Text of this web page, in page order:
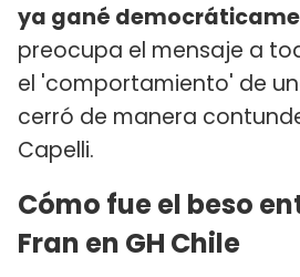
ya gané
preocupa el mensaje a
el 'comportamiento' de
cerró de manera
Capelli.
Cómo fue el beso
Fran en GH Chile